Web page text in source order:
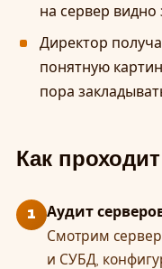
на сервер видно
Директор
понятную
пора
Как
1 Аудит
Смотрим
и СУБД,